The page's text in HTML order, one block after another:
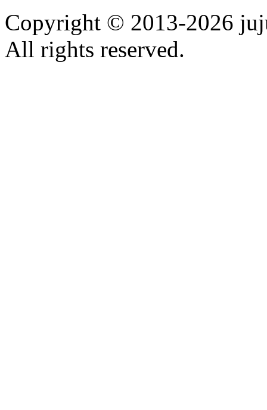
Copyright © 2013-2026
All rights reserved.